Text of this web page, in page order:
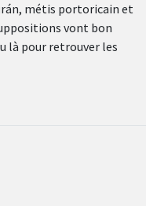
métis portoricain et
vont bon
là pour retrouver les